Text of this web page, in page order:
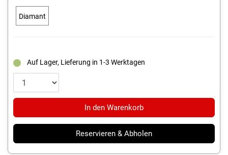
Diamant
Auf Lager, Lieferung in 1-3 Werktagen
In den Warenkorb
Reservieren & Abholen